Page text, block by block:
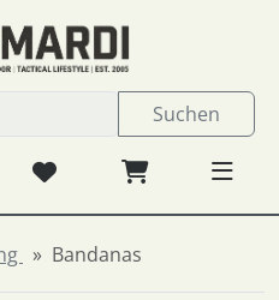
zur Navigation
Suchen
Bandanas